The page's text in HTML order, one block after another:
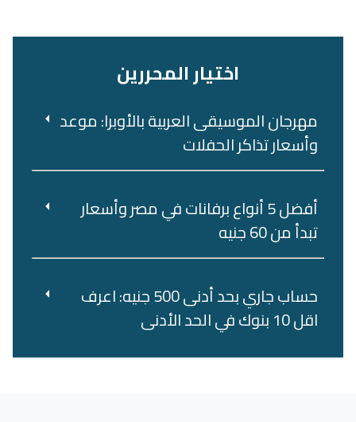
اختيار المحررين
مهرجان الموسيقى العربية بالأوبرا: موعد
وأسعار تذاكر الحفلات
أفضل 5 أنواع برفانات في مصر وأسعار
تبدأ من 60 جنيه
حساب جاري بحد أدنى 500 جنيه: اعرف
اقل 10 بنوك في الحد الأدنى